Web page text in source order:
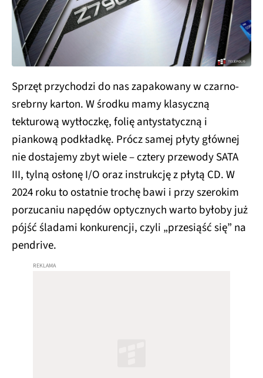
Sprzęt przychodzi do nas zapakowany w czarno-
srebrny karton. W środku mamy klasyczną
tekturową wytłoczkę, folię antystatyczną i
piankową podkładkę. Prócz samej płyty głównej
nie dostajemy zbyt wiele – cztery przewody SATA
III, tylną osłonę I/O oraz instrukcję z płytą CD. W
2024 roku to ostatnie trochę bawi i przy szerokim
porzucaniu napędów optycznych warto byłoby już
pójść śladami konkurencji, czyli „przesiąść się” na
pendrive.